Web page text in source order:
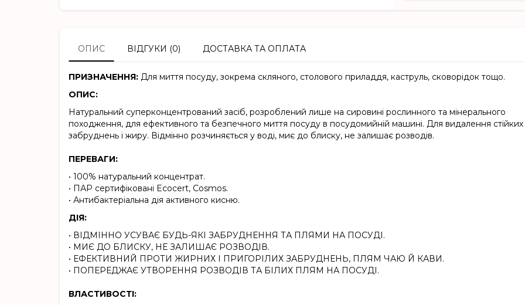
ОПИС ВІДГУКИ (0) ДОСТАВКА ТА ОПЛАТА
ПРИЗНАЧЕННЯ: Для миття посуду, зокрема скляного, столового приладдя, каструль, сковорідок тощо.
ОПИС:
Натуральний суперконцентрований засіб, розроблений лише на сировині рослинного та мінерального
походження, для ефективного та безпечного миття посуду в посудомийній машині. Для видалення стійких
забруднень і жиру. Відмінно розчиняється у воді, миє до блиску, не залишає розводів.
ПЕРЕВАГИ:
• 100% натуральний концентрат.
• ПАР сертифіковані Ecocert, Cosmos.
• Антибактеріальна дія активного кисню.
ДІЯ:
• ВІДМІННО УСУВАЄ БУДЬ-ЯКІ ЗАБРУДНЕННЯ ТА ПЛЯМИ НА ПОСУДІ.
• МИЄ ДО БЛИСКУ, НЕ ЗАЛИШАЄ РОЗВОДІВ.
• ЕФЕКТИВНИЙ ПРОТИ ЖИРНИХ І ПРИГОРІЛИХ ЗАБРУДНЕНЬ, ПЛЯМ ЧАЮ Й КАВИ.
• ПОПЕРЕДЖАЄ УТВОРЕННЯ РОЗВОДІВ ТА БІЛИХ ПЛЯМ НА ПОСУДІ.
ВЛАСТИВОСТІ: